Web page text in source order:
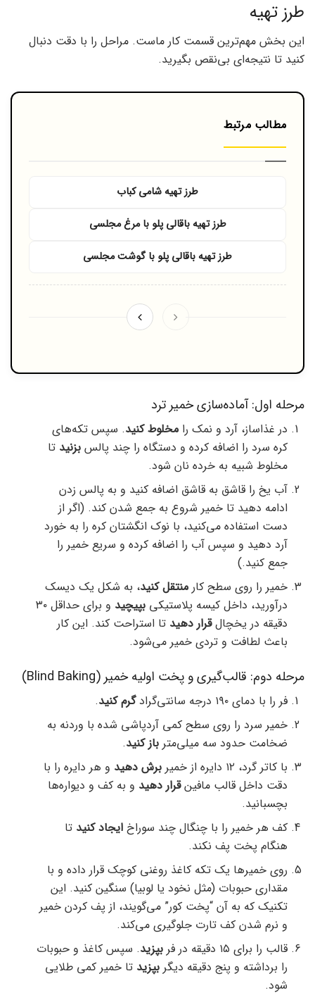
طرز تهیه
این بخش مهم‌ترین قسمت کار ماست. مراحل را با دقت دنبال
کنید تا نتیجه‌ای بی‌نقص بگیرید.
مطالب مرتبط
طرز تهیه شامی کباب
طرز تهیه باقالی پلو با مرغ مجلسی
طرز تهیه باقالی پلو با گوشت مجلسی
مرحله اول: آماده‌سازی خمیر ترد
در غذاساز، آرد و نمک را مخلوط کنید. سپس تکه‌های
کره سرد را اضافه کرده و دستگاه را چند پالس بزنید تا
مخلوط شبیه به خرده نان شود.
آب یخ را قاشق به قاشق اضافه کنید و به پالس زدن
ادامه دهید تا خمیر شروع به جمع شدن کند. (اگر از
دست استفاده می‌کنید، با نوک انگشتان کره را به خورد
آرد دهید و سپس آب را اضافه کرده و سریع خمیر را
جمع کنید.)
خمیر را روی سطح کار منتقل کنید، به شکل یک دیسک
درآورید، داخل کیسه پلاستیکی بپیچید
و برای حداقل ۳۰
دقیقه در یخچالقرار دهید تا استراحت کند. این کار
باعث لطافت و تردی خمیر می‌شود.
مرحله دوم: قالب‌گیری و پخت اولیه خمیر (Blind Baking)
فر را با دمای ۱۹۰ درجه سانتی‌گراد گرم کنید.
خمیر سرد را روی سطح کمی آردپاشی شده با وردنه به
ضخامت حدود سه میلی‌متر باز کنید.
با کاتر گرد، ۱۲ دایره از خمیر
برش دهید و هر دایره را با
دقت داخل قالب مافینقرار دهید و به کف و دیواره‌ها
بچسبانید.
کف هر خمیر را با چنگال چند سوراخ ایجاد کنید تا
هنگام پخت پف نکند.
روی خمیرها یک تکه کاغذ روغنی کوچک قرار داده و با
مقداری حبوبات (مثل نخود یا لوبیا) سنگین کنید. این
تکنیک که به آن “پخت کور” می‌گویند، از پف کردن خمیر
و نرم شدن کف تارت جلوگیری می‌کند.
قالب را برای ۱۵ دقیقه در فر
بپزید. سپس کاغذ و حبوبات
را برداشته و پنج دقیقه دیگر بپزید تا خمیر کمی طلایی
شود.